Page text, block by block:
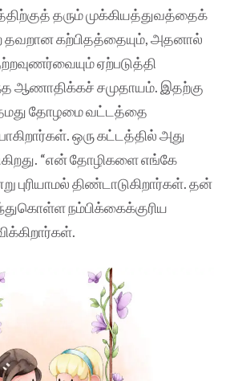
தரும் முக்கியத்துவத்தைக்
தவறான கற்பிதத்தையும், அதனால்
ஏற்படுத்தி
ஆணாதிக்கச் சமுதாயம். இதற்கு
தோழமை வட்டத்தை
ஒரு கட்டத்தில் அது
“என் தோழிகளை எங்கே
திண்டாடுகிறார்கள். தன்
நம்பிக்கைக்குரிய